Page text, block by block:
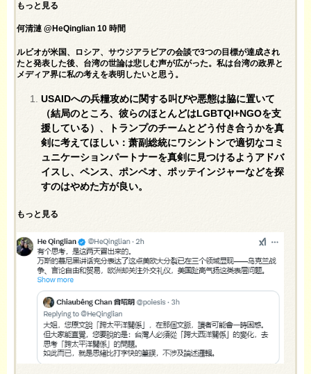
もっと見る
何清漣 @HeQinglian 10 時間
ルビオが米国、ロシア、サウジアラビアの会談で3つの目標が達成され
たと発表した後、台湾の世論は悲しむ声が広がった。私は台湾の政界と
メディア界に私の考えを表明したいと思う。
USAIDへの兵糧攻めに関する叫びや悪態は脇に置いて
（結局のところ、彼らのほとんどはLGBTQI+NGOを支
援している）、トランプのチームとどう付き合うかを真
剣に考えてほしい：萧副総統にワシントンで適切なコミ
ュニケーションパートナーを真剣に見つけるようアドバ
イスし、ペンス、ポンペオ、ポッテインジャーなどを探
すのはやめた方が良い。
もっと見る